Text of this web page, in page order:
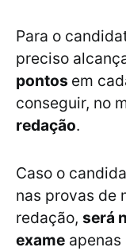
Para o
preciso
pontos em
conseguir, no
redação.
Caso o
nas provas de
redação, será
exame